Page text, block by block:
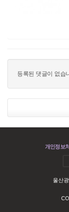
등록된 댓글이 없습
개인정보
울산